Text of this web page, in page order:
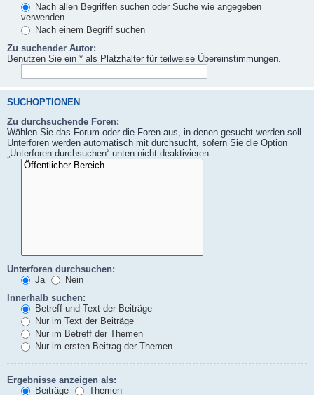
Nach allen Begriffen suchen oder Suche wie angegeben
verwenden
Nach einem Begriff suchen
Zu suchender Autor:
Benutzen Sie ein * als Platzhalter für teilweise Übereinstimmungen.
SUCHOPTIONEN
Zu durchsuchende Foren:
Wählen Sie das Forum oder die Foren aus, in denen gesucht werden soll.
Unterforen werden automatisch mit durchsucht, sofern Sie die Option
„Unterforen durchsuchen“ unten nicht deaktivieren.
Unterforen durchsuchen:
Ja
Nein
Innerhalb suchen:
Betreff und Text der Beiträge
Nur im Text der Beiträge
Nur im Betreff der Themen
Nur im ersten Beitrag der Themen
Ergebnisse anzeigen als:
Beiträge
Themen